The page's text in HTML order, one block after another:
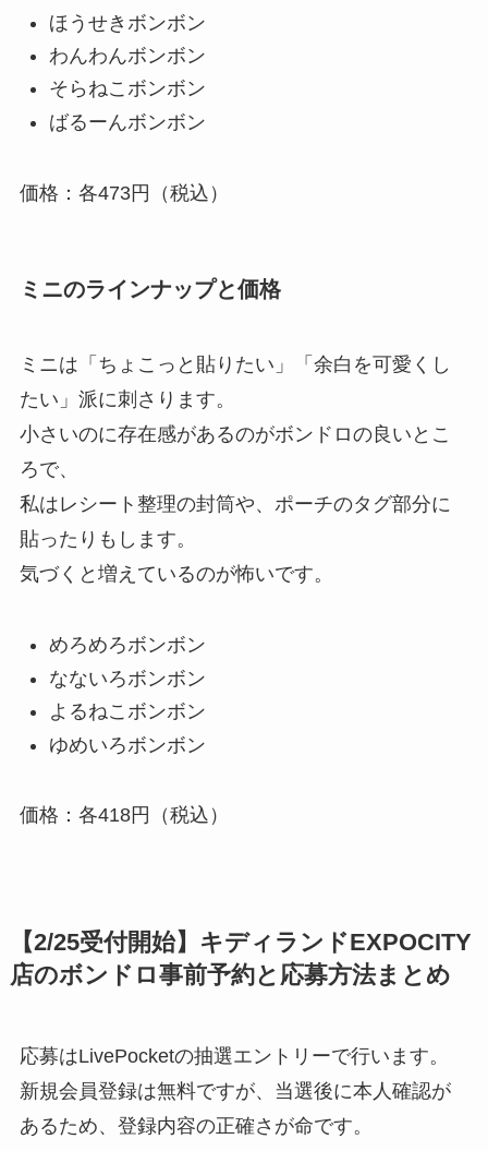
ほうせきボンボン
わんわんボンボン
そらねこボンボン
ばるーんボンボン
価格：各473円（税込）
ミニのラインナップと価格
ミニは「ちょこっと貼りたい」「余白を可愛くし
たい」派に刺さります。
小さいのに存在感があるのがボンドロの良いとこ
ろで、
私はレシート整理の封筒や、ポーチのタグ部分に
貼ったりもします。
気づくと増えているのが怖いです。
めろめろボンボン
なないろボンボン
よるねこボンボン
ゆめいろボンボン
価格：各418円（税込）
【2/25受付開始】キディランドEXPOCITY
店のボンドロ事前予約と応募方法まとめ
応募はLivePocketの抽選エントリーで行います。
新規会員登録は無料ですが、当選後に本人確認が
あるため、登録内容の正確さが命です。